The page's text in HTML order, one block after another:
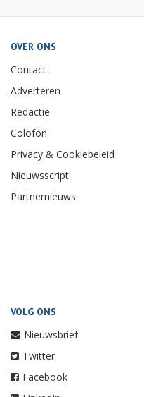
OVER ONS
Contact
Adverteren
Redactie
Colofon
Privacy & Cookiebeleid
Nieuwsscript
Partnernieuws
VOLG ONS
Nieuwsbrief
Twitter
Facebook